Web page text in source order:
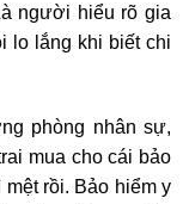
người hiểu rõ gia
lo lắng khi biết chi
phòng nhân sự,
mua cho cái bảo
rồi. Bảo hiểm y